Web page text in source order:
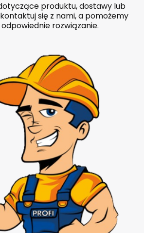
produktu, dostawy lub
się z nami, a pomożemy
rozwiązanie.